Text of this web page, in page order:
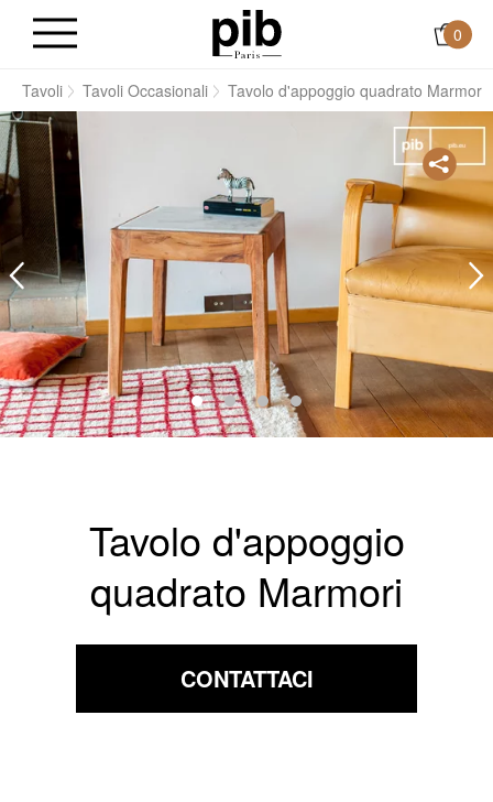
0
Tavoli Tavoli Occasionali Tavolo d'appoggio quadrato Marmori
Tavolo d'appoggio
quadrato Marmori
CONTATTACI